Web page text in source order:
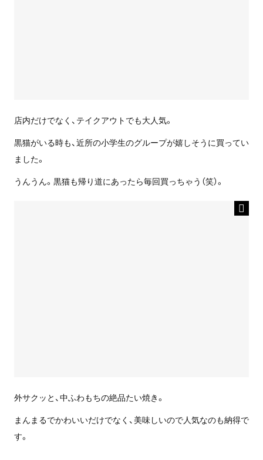
店内だけでなく、テイクアウトでも大人気。
黒猫がいる時も、近所の小学生のグループが嬉しそうに買ってい
ました。
うんうん。黒猫も帰り道にあったら毎回買っちゃう（笑）。
外サクッと、中ふわもちの絶品たい焼き。
まんまるでかわいいだけでなく、美味しいので人気なのも納得で
す。